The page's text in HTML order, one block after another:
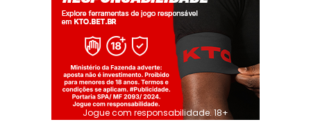
Jogue com responsabilidade. 18+